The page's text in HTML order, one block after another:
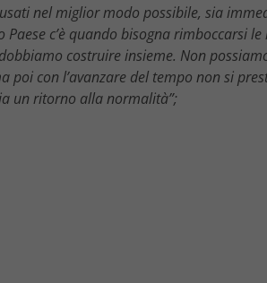
nel miglior modo possibile, sia
c’è quando bisogna rimboccarsi
costruire insieme. Non
poi con l’avanzare del tempo non si
un ritorno alla normalità”;